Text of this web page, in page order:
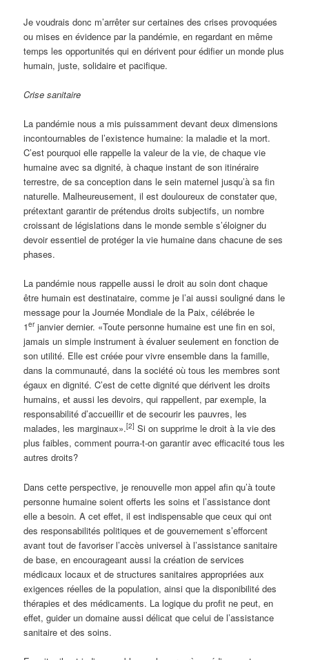
Je voudrais donc m’arrêter sur certaines des crises provoquées
ou mises en évidence par la pandémie, en regardant en même
temps les opportunités qui en dérivent pour édifier un monde plus
humain, juste, solidaire et pacifique.
Crise sanitaire
La pandémie nous a mis puissamment devant deux dimensions
incontournables de l’existence humaine: la maladie et la mort.
C’est pourquoi elle rappelle la valeur de la vie, de chaque vie
humaine avec sa dignité, à chaque instant de son itinéraire
terrestre, de sa conception dans le sein maternel jusqu’à sa fin
naturelle. Malheureusement, il est douloureux de constater que,
prétextant garantir de prétendus droits subjectifs, un nombre
croissant de législations dans le monde semble s’éloigner du
devoir essentiel de protéger la vie humaine dans chacune de ses
phases.
La pandémie nous rappelle aussi le droit au soin dont chaque
être humain est destinataire, comme je l’ai aussi souligné dans le
message pour la Journée Mondiale de la Paix, célébrée le
1erjanvier dernier. «Toute personne humaine est une fin en soi,
jamais un simple instrument à évaluer seulement en fonction de
son utilité. Elle est créée pour vivre ensemble dans la famille,
dans la communauté, dans la société où tous les membres sont
égaux en dignité. C’est de cette dignité que dérivent les droits
humains, et aussi les devoirs, qui rappellent, par exemple, la
responsabilité d’accueillir et de secourir les pauvres, les
malades, les marginaux».[2] Si on supprime le droit à la vie des
plus faibles, comment pourra-t-on garantir avec efficacité tous les
autres droits?
Dans cette perspective, je renouvelle mon appel afin qu’à toute
personne humaine soient offerts les soins et l’assistance dont
elle a besoin. A cet effet, il est indispensable que ceux qui ont
des responsabilités politiques et de gouvernement s’efforcent
avant tout de favoriser l’accès universel à l’assistance sanitaire
de base, en encourageant aussi la création de services
médicaux locaux et de structures sanitaires appropriées aux
exigences réelles de la population, ainsi que la disponibilité des
thérapies et des médicaments. La logique du profit ne peut, en
effet, guider un domaine aussi délicat que celui de l’assistance
sanitaire et des soins.